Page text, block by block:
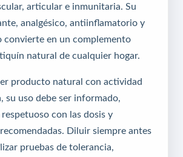
articular e inmunitaria. Su
analgésico, antiinflamatorio y
convierte en un complemento
natural de cualquier hogar.
producto natural con actividad
su uso debe ser informado,
con las dosis y
Diluir siempre antes
pruebas de tolerancia,